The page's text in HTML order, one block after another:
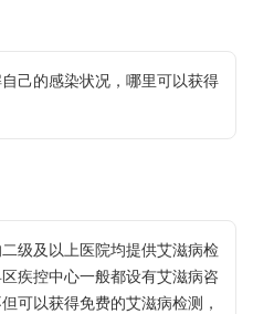
的感染状况，哪里可以获得
及以上医院均提供艾滋病检
疾控中心一般都设有艾滋病咨
可以获得免费的艾滋病检测，